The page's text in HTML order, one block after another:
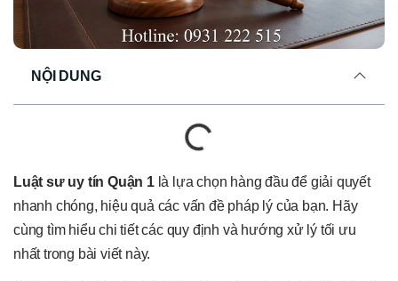
NỘI DUNG
Luật sư uy tín Quận 1là lựa chọn hàng đầu để giải quyết
nhanh chóng, hiệu quả các vấn đề pháp lý của bạn. Hãy
cùng tìm hiểu chi tiết các quy định và hướng xử lý tối ưu
nhất trong bài viết này.